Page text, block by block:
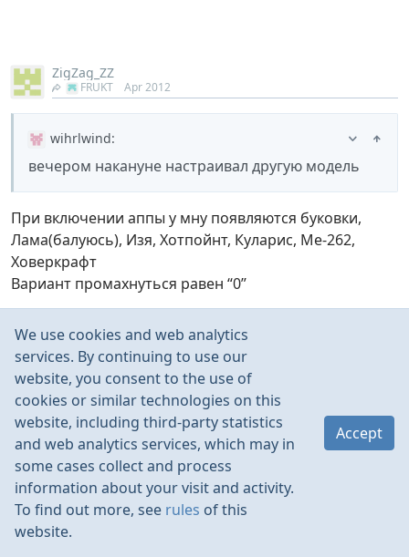
ZigZag_ZZ
FRUKT Apr 2012
wihrlwind:
вечером накануне настраивал другую модель
При включении аппы у мну появляются буковки,
Лама(балуюсь), Изя, Хотпойнт, Куларис, Ме-262,
Ховеркрафт
Вариант промахнуться равен “0”
FRUKT:
ошибке поставил неправильные экспоненты в
аппаратуре
Лихо!
А регламент №1 передполётки, кто проходить будет?
Перед взлётом убедиться в правильной работе ВСЕХ
органов управления, механизации и если имеются
функции двойных расходов, выход на мах. газ и
We use cookies and web analytics
services. By continuing to use our
website, you consent to the use of
cookies or similar technologies on this
website, including third-party statistics
and web analytics services, which may in
some cases collect and process
information about your visit and activity.
To find out more, see rules of this
website.
Accept